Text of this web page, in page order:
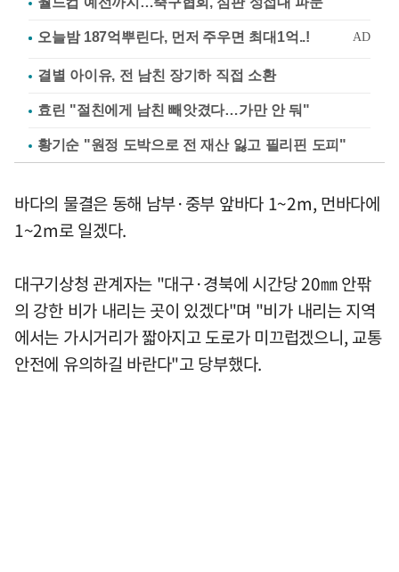
결별 아이유, 전 남친 장기하 직접 소환
효린 "절친에게 남친 빼앗겼다…가만 안 둬"
황기순 "원정 도박으로 전 재산 잃고 필리핀 도피"
바다의 물결은 동해 남부·중부 앞바다 1~2m, 먼바다에
1~2m로 일겠다.
대구기상청 관계자는 "대구·경북에 시간당 20㎜ 안팎
의 강한 비가 내리는 곳이 있겠다"며 "비가 내리는 지역
에서는 가시거리가 짧아지고 도로가 미끄럽겠으니, 교통
안전에 유의하길 바란다"고 당부했다.